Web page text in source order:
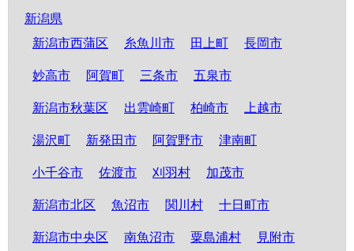
新潟県
新潟市西蒲区
糸魚川市 田上町 長岡市
妙高市 阿賀町 三条市 五泉市
新潟市秋葉区 出雲崎町 柏崎市 上越市
湯沢町 新発田市 阿賀野市 津南町
小千谷市 佐渡市 刈羽村 加茂市
新潟市北区 魚沼市 関川村 十日町市
新潟市中央区 南魚沼市 粟島浦村 見附市